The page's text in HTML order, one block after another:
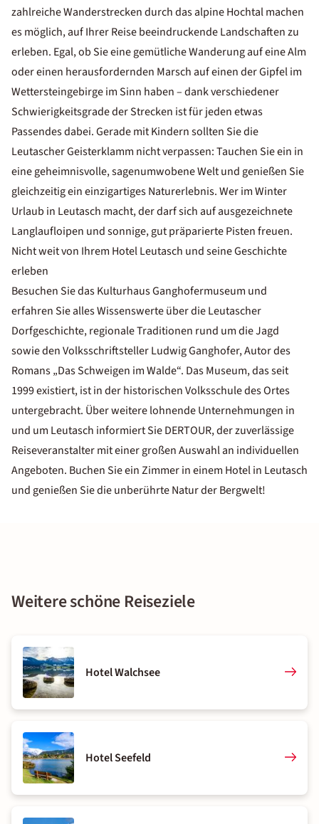
zahlreiche Wanderstrecken durch das alpine Hochtal machen
es möglich, auf Ihrer Reise beeindruckende Landschaften zu
erleben. Egal, ob Sie eine gemütliche Wanderung auf eine Alm
oder einen herausfordernden Marsch auf einen der Gipfel im
Wettersteingebirge im Sinn haben – dank verschiedener
Schwierigkeitsgrade der Strecken ist für jeden etwas
Passendes dabei. Gerade mit Kindern sollten Sie die
Leutascher Geisterklamm nicht verpassen: Tauchen Sie ein in
eine geheimnisvolle, sagenumwobene Welt und genießen Sie
gleichzeitig ein einzigartiges Naturerlebnis. Wer im Winter
Urlaub in Leutasch macht, der darf sich auf ausgezeichnete
Langlaufloipen und sonnige, gut präparierte Pisten freuen.
Nicht weit von Ihrem Hotel Leutasch und seine Geschichte
erleben
Besuchen Sie das Kulturhaus Ganghofermuseum und
erfahren Sie alles Wissenswerte über die Leutascher
Dorfgeschichte, regionale Traditionen rund um die Jagd
sowie den Volksschriftsteller Ludwig Ganghofer, Autor des
Romans „Das Schweigen im Walde“. Das Museum, das seit
1999 existiert, ist in der historischen Volksschule des Ortes
untergebracht. Über weitere lohnende Unternehmungen in
und um Leutasch informiert Sie DERTOUR, der zuverlässige
Reiseveranstalter mit einer großen Auswahl an individuellen
Angeboten. Buchen Sie ein Zimmer in einem Hotel in Leutasch
und genießen Sie die unberührte Natur der Bergwelt!
Weitere schöne Reiseziele
Hotel Walchsee
Hotel Seefeld